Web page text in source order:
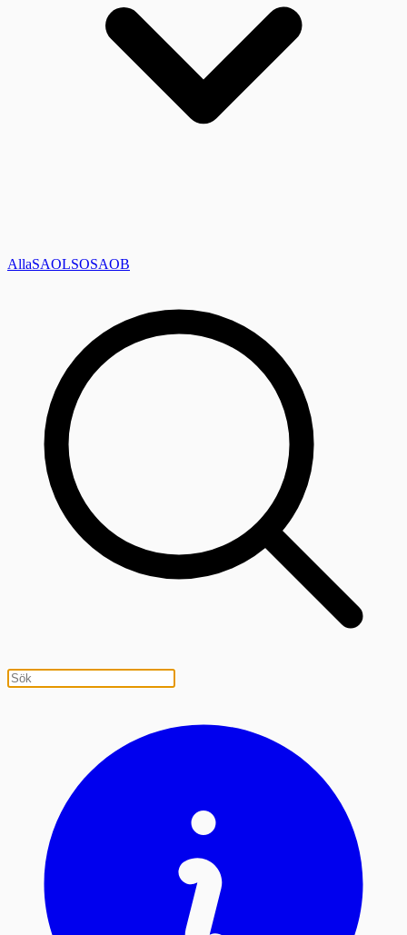
AllaSAOLSOSAOB